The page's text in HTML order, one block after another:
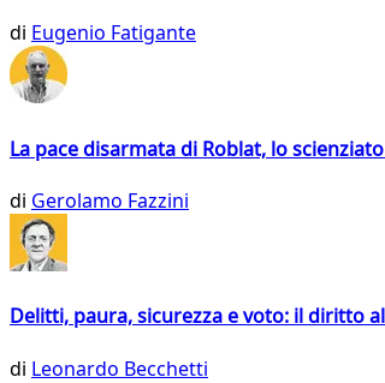
di Eugenio Fatigante
La pace disarmata di Roblat, lo
di Gerolamo Fazzini
Delitti, paura, sicurezza e voto: il diritto
di Leonardo Becchetti